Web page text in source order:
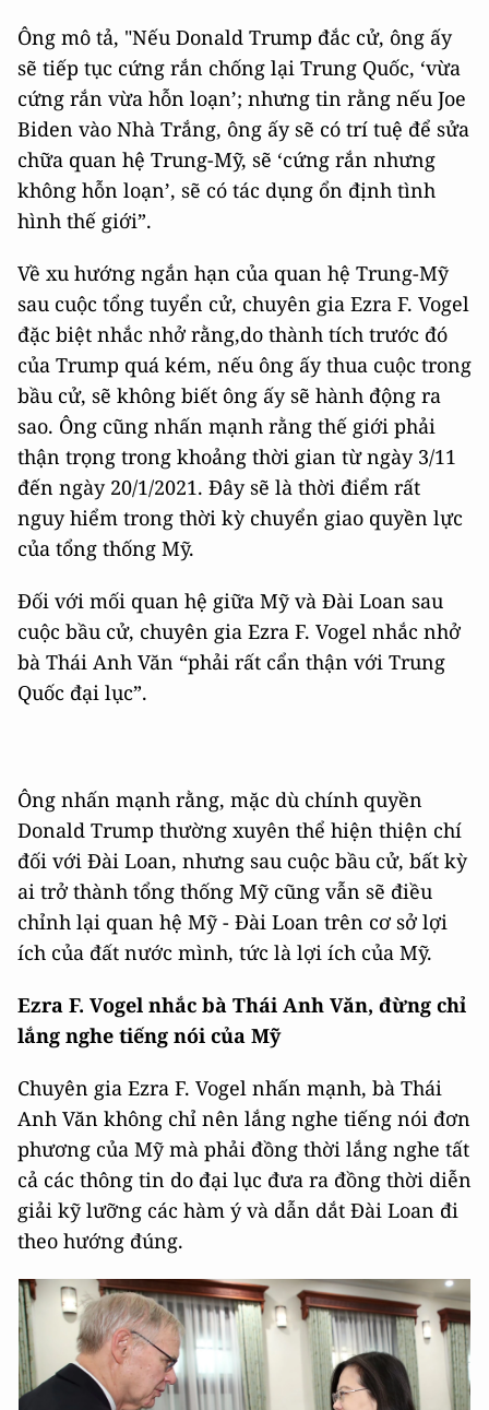
Ông mô tả, "Nếu Donald Trump đắc cử, ông ấy
sẽ tiếp tục cứng rắn chống lại Trung Quốc, ‘vừa
cứng rắn vừa hỗn loạn’; nhưng tin rằng nếu Joe
Biden vào Nhà Trắng, ông ấy sẽ có trí tuệ để sửa
chữa quan hệ Trung-Mỹ, sẽ ‘cứng rắn nhưng
không hỗn loạn’, sẽ có tác dụng ổn định tình
hình thế giới”.
Về xu hướng ngắn hạn của quan hệ Trung-Mỹ
sau cuộc tổng tuyển cử, chuyên gia Ezra F. Vogel
đặc biệt nhắc nhở rằng,do thành tích trước đó
của Trump quá kém, nếu ông ấy thua cuộc trong
bầu cử, sẽ không biết ông ấy sẽ hành động ra
sao. Ông cũng nhấn mạnh rằng thế giới phải
thận trọng trong khoảng thời gian từ ngày 3/11
đến ngày 20/1/2021. Đây sẽ là thời điểm rất
nguy hiểm trong thời kỳ chuyển giao quyền lực
của tổng thống Mỹ.
Đối với mối quan hệ giữa Mỹ và Đài Loan sau
cuộc bầu cử, chuyên gia Ezra F. Vogel nhắc nhở
bà Thái Anh Văn “phải rất cẩn thận với Trung
Quốc đại lục”.
Ông nhấn mạnh rằng, mặc dù chính quyền
Donald Trump thường xuyên thể hiện thiện chí
đối với Đài Loan, nhưng sau cuộc bầu cử, bất kỳ
ai trở thành tổng thống Mỹ cũng vẫn sẽ điều
chỉnh lại quan hệ Mỹ - Đài Loan trên cơ sở lợi
ích của đất nước mình, tức là lợi ích của Mỹ.
Ezra F. Vogel nhắc bà Thái Anh Văn, đừng chỉ
lắng nghe tiếng nói của Mỹ
Chuyên gia Ezra F. Vogel nhấn mạnh, bà Thái
Anh Văn không chỉ nên lắng nghe tiếng nói đơn
phương của Mỹ mà phải đồng thời lắng nghe tất
cả các thông tin do đại lục đưa ra đồng thời diễn
giải kỹ lưỡng các hàm ý và dẫn dắt Đài Loan đi
theo hướng đúng.